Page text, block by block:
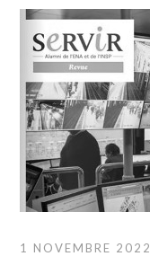
1 NOVEMBRE 2022